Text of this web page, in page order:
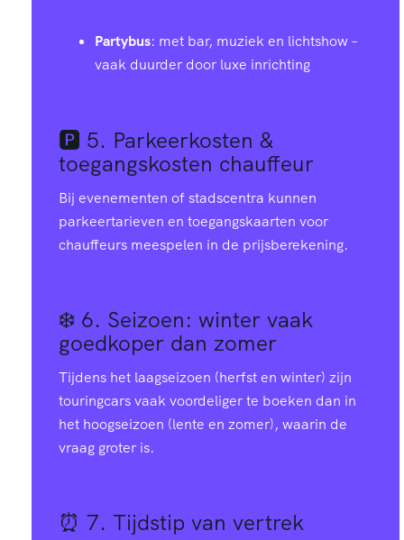
Partybus: met bar, muziek en lichtshow –
vaak duurder door luxe inrichting
🅿️ 5. Parkeerkosten &
toegangskosten chauffeur
Bij evenementen of stadscentra kunnen
parkeertarieven en toegangskaarten voor
chauffeurs meespelen in de prijsberekening.
❄️ 6. Seizoen: winter vaak
goedkoper dan zomer
Tijdens het laagseizoen (herfst en winter) zijn
touringcars vaak voordeliger te boeken dan in
het hoogseizoen (lente en zomer), waarin de
vraag groter is.
⏰ 7. Tijdstip van vertrek
0
7
4
9
7
5
3
9
7
5
6
9
2
4
0
3
6
8
2
9
3
0
4
8